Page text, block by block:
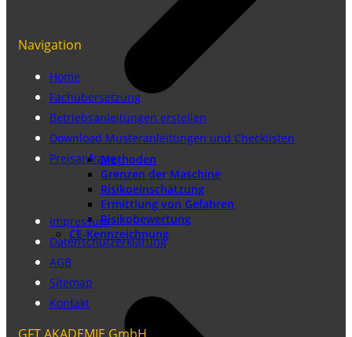
Methoden
Grenzen der Maschine
Risikoeinschätzung
Ermittlung von Gefahren
Risikobewertung
CE-Kennzeichnung
Navigation
Home
Fachübersetzung
Betriebsanleitungen erstellen
Download Musteranleitungen und Checklisten
Preisanfrage
Impressum
Datenschutzerklärung
AGB
Sitemap
Kontakt